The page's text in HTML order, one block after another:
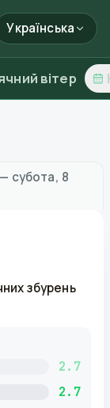
Українська
вітер
субота, 8
збурень
2.7
2.7